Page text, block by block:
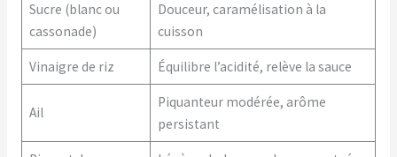
Sucre (blanc ou
cassonade)
Douceur, caramélisation à la
cuisson
Vinaigre de riz Équilibre l’acidité, relève la sauce
Ail
Piquanteur modérée, arôme
persistant